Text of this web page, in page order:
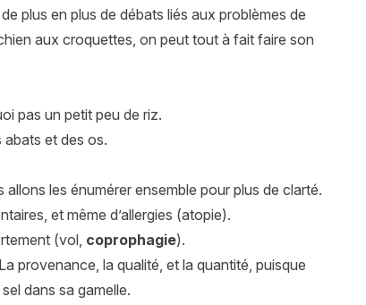
plus en plus de débats liés aux problèmes de
aux croquettes, on peut tout à fait faire son
pas un petit peu de riz.
et des os.
les énumérer ensemble pour plus de clarté.
et même d’allergies (atopie).
(vol, coprophagie).
provenance, la qualité, et la quantité, puisque
dans sa gamelle.